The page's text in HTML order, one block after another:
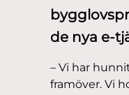
de nya e-
– Vi har
framöver. Vi